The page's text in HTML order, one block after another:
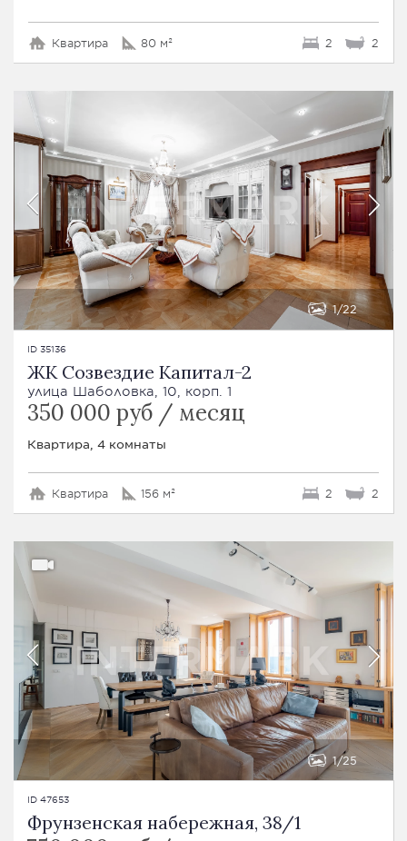
Квартира 80 м² 2 2
1 22
ID 35136
ЖК Созвездие Капитал-2
улица Шаболовка, 10, корп. 1
350 000 руб / месяц
Квартира, 4 комнаты
Квартира 156 м² 2 2
1 25
ID 47653
Фрунзенская набережная, 38/1